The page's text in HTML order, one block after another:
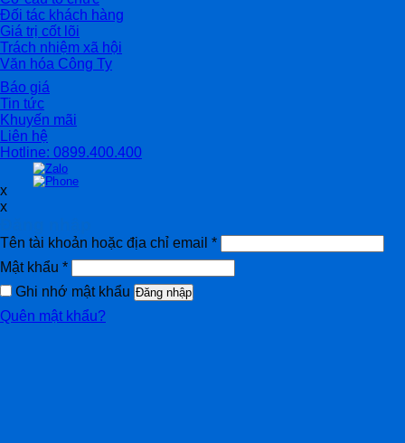
Đối tác khách hàng
Giá trị cốt lõi
Trách nhiệm xã hội
Văn hóa Công Ty
Báo giá
Tin tức
Khuyến mãi
Liên hệ
Hotline: 0899.400.400
x
x
Tên tài khoản hoặc địa chỉ email *
Mật khẩu *
Ghi nhớ mật khẩu Đăng nhập
Quên mật khẩu?